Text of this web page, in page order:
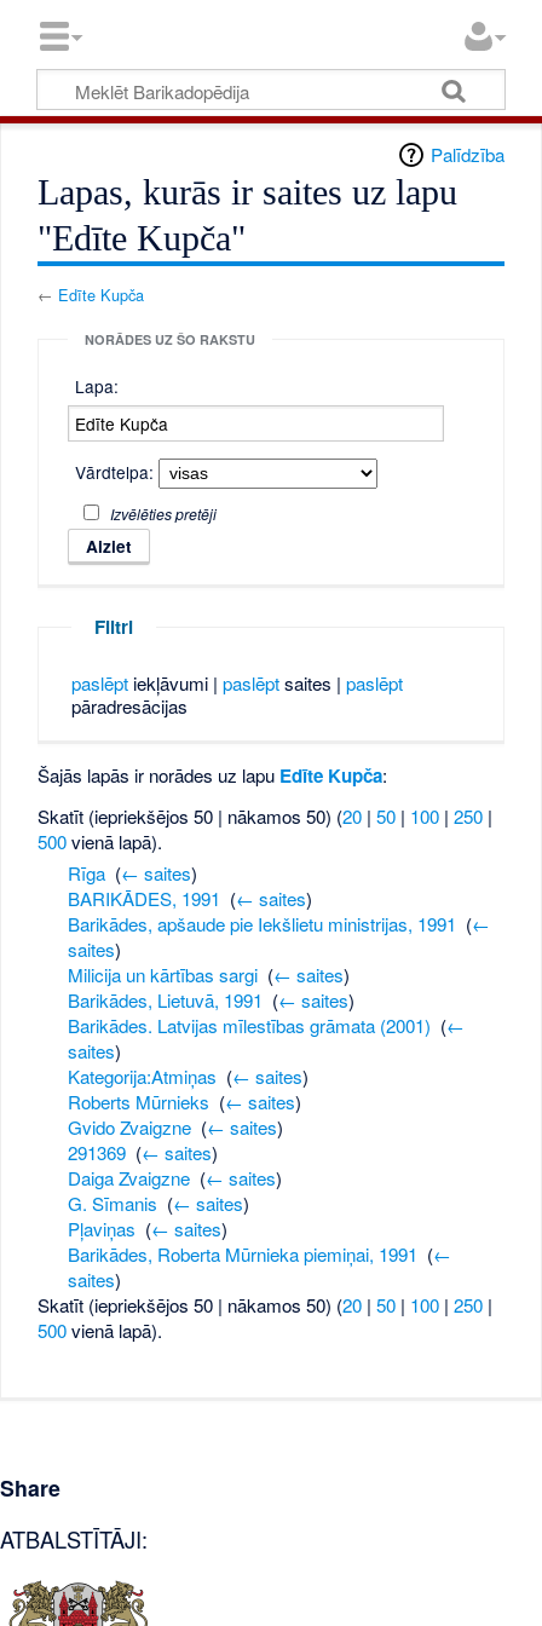
Palīdzība
Lapas, kurās ir saites uz lapu
"Edīte Kupča"
← Edīte Kupča
NORĀDES UZ ŠO RAKSTU
Lapa:
Vārdtelpa:
Izvēlēties pretēji
Filtri
paslēptiekļāvumi | paslēptsaites | paslēpt
pāradresācijas
Šajās lapās ir norādes uz lapu Edīte Kupča:
Skatīt (iepriekšējos 50 | nākamos 50) (20 |50 | 100 |250 |
500vienā lapā).
Rīga‎ (← saites)
BARIKĀDES, 1991 (← saites)
Barikādes, apšaude pie Iekšlietu ministrijas, 1991 (←
saites)
Milicija un kārtības sargi‎ (← saites)
Barikādes, Lietuvā, 1991 (← saites)
Barikādes. Latvijas mīlestības grāmata (2001) (←
saites)
Kategorija:Atmiņas (← saites)
Roberts Mūrnieks (← saites)
Gvido Zvaigzne‎ (← saites)
291369‎ (← saites)
Daiga Zvaigzne‎ (← saites)
G. Sīmanis (← saites)
Pļaviņas (← saites)
Barikādes, Roberta Mūrnieka piemiņai, 1991 (←
saites)
Skatīt (iepriekšējos 50 | nākamos 50) (20 |50 | 100 |250 |
500vienā lapā).
Share
ATBALSTĪTĀJI: